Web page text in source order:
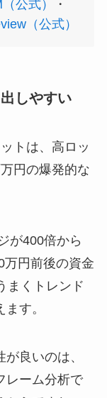
公式）
・
（公式）
しやすい
トは、高ロッ
円の爆発的な
が400倍から
万円前後の資金
まくトレンド
す。
良いのは、
レーム分析で